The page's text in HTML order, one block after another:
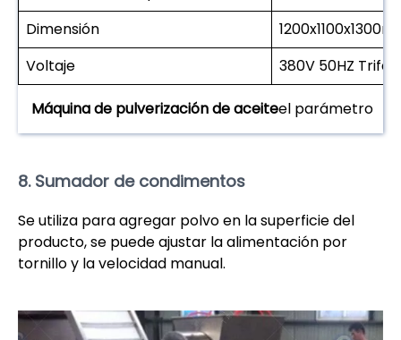
Dimensión
Voltaje
380V 50HZ
Máquina de pulverización de aceiteel parámetro
8. Sumador de condimentos
Se utiliza para agregar polvo en la superficie del
producto, se puede ajustar la alimentación por
tornillo y la velocidad manual.